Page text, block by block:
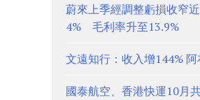
蔚來上季經調整虧損收窄
4% 毛利率升至13.9%
文遠知行：收入增144%
國泰航空、香港快運10月